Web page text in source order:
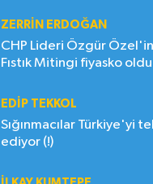
ZERRIN ERDOĞAN
CHP Lideri Özgür Özel'in
Fıstık Mitingi fiyasko oldu
EDIP TEKKOL
Sığınmacılar Türkiye'yi
ediyor (!)